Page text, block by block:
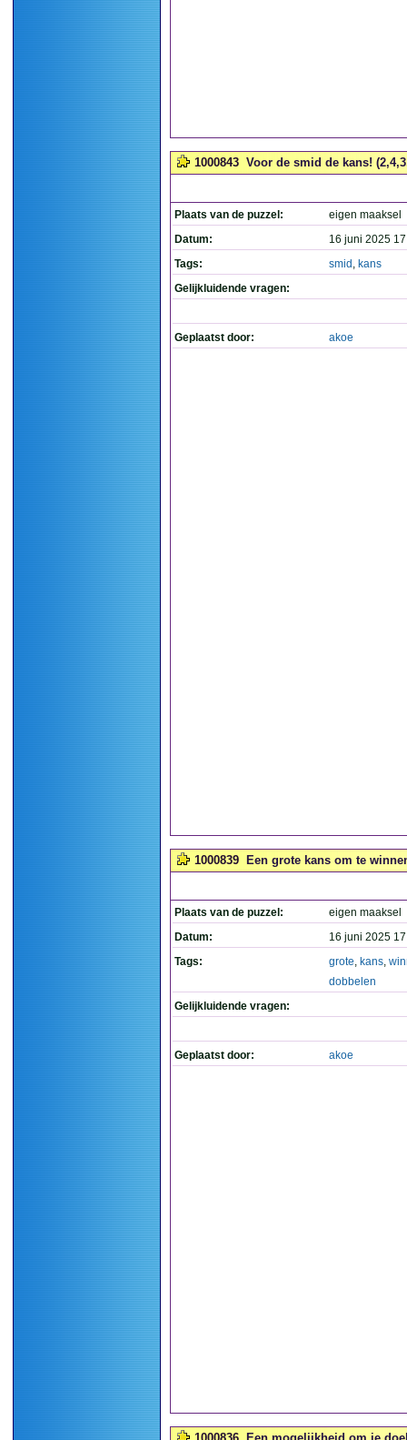
1000843 Voor de smid de kans!
Plaats van de puzzel:
eigen maaksel
Datum:
16 juni 2025
Tags:
smid , kans
Gelijkluidende vragen:
Geplaatst door: akoe
1000839 Een grote kans om te
Plaats van de puzzel:
eigen maaksel
Datum:
16 juni 2025
Tags:
grote, kans,
dobbelen
Gelijkluidende vragen:
Geplaatst door: akoe